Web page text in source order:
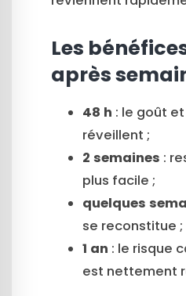
Les
après
48 h : le goût
réveillent ;
2 semaines :
plus facile ;
quelques
se reconstitue ;
1 an : le risque
est nettement